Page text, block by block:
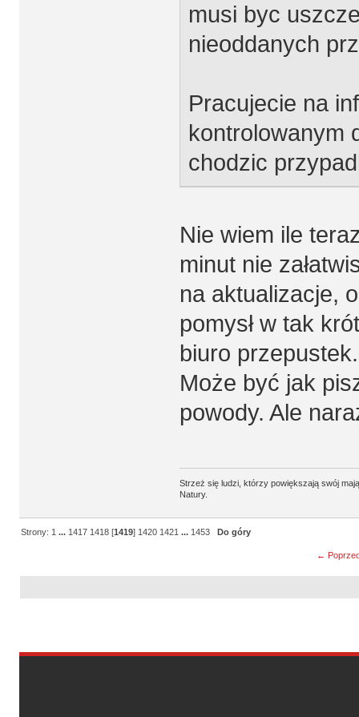
musi byc
nieoddanych
Pracujecie na
kontrolowanym
chodzic
Nie wiem ile
minut nie
na aktualizacje,
pomysł w tak
biuro przepustek.
Może być jak
powody. Ale
Strzeż się ludzi, którzy powiększają swój
Natury.
Strony: 1 ... 1417 1418 [1419] 1420 1421 ... 1453 Do góry
←